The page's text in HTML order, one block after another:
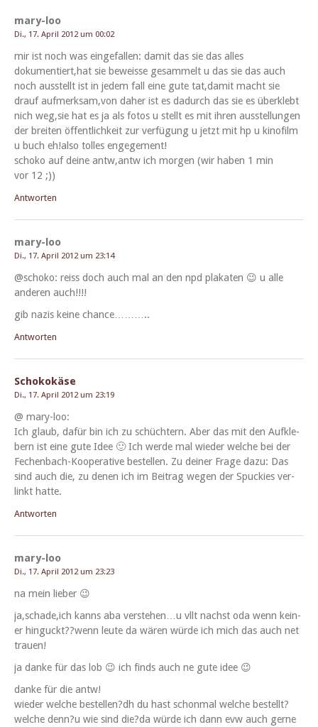
mary-loo
Di., 17. April 2012 um 00:02
mir ist noch was einge­fall­en: damit das sie das alles
dokumentiert,hat sie beweisse gesam­melt u das sie das auch
noch ausstellt ist in jedem fall eine gute tat,damit macht sie
drauf aufmerksam,von daher ist es dadurch das sie es überklebt
nich weg,sie hat es ja als fotos u stellt es mit ihren ausstel­lun­gen
der bre­it­en öffentlichkeit zur ver­fü­gung u jet­zt mit hp u kinofilm
u buch eh!also tolles engegement!
schoko auf deine antw,antw ich mor­gen (wir haben 1 min
vor 12 ;))
Antworten
mary-loo
Di., 17. April 2012 um 23:14
@schoko: reiss doch auch mal an den npd plakat­en 😉 u alle
anderen auch!!!!
gib nazis keine chance………..
Antworten
Schokokäse
Di., 17. April 2012 um 23:19
@ mary-loo:
Ich glaub, dafür bin ich zu schüchtern. Aber das mit den Aufk­le­
bern ist eine gute Idee 🙂 Ich werde mal wieder welche bei der
Fechen­bach-Koop­er­a­tive bestellen. Zu dein­er Frage dazu: Das
sind auch die, zu denen ich im Beitrag wegen der Spuck­ies ver­
linkt hatte.
Antworten
mary-loo
Di., 17. April 2012 um 23:23
na mein lieber 😉
ja,schade,ich kanns aba verstehen…u vllt nachst oda wenn kein­
er hinguckt??wenn leute da wären würde ich mich das auch net
trauen!
ja danke für das lob 😉 ich finds auch ne gute idee 😉
danke für die antw!
wieder welche bestellen?dh du hast schon­mal welche bestellt?
welche denn?u wie sind die?da würde ich dann evw auch gerne